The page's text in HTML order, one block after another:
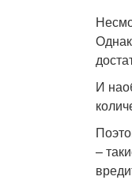
И
–